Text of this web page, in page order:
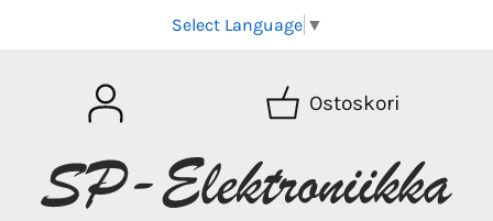
Select Language ▼
Ostoskori